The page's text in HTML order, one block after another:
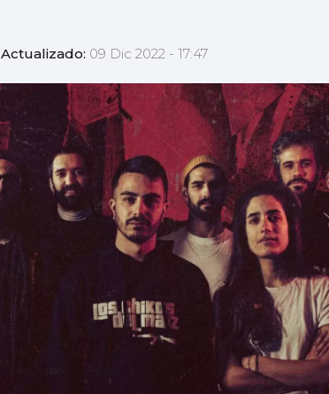
Actualizado: 09 Dic 2022 - 17:47